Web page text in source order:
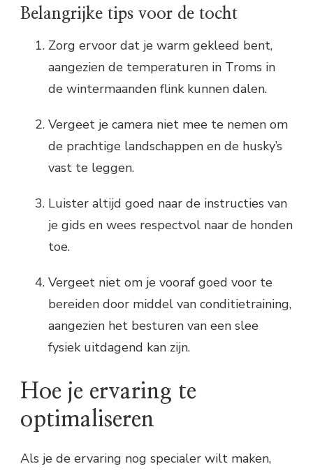
Belangrijke tips voor de tocht
Zorg ervoor dat je warm gekleed bent,
aangezien de temperaturen in Troms in
de wintermaanden flink kunnen dalen.
Vergeet je camera niet mee te nemen om
de prachtige landschappen en de husky’s
vast te leggen.
Luister altijd goed naar de instructies van
je gids en wees respectvol naar de honden
toe.
Vergeet niet om je vooraf goed voor te
bereiden door middel van conditietraining,
aangezien het besturen van een slee
fysiek uitdagend kan zijn.
Hoe je ervaring te
optimaliseren
Als je de ervaring nog specialer wilt maken,